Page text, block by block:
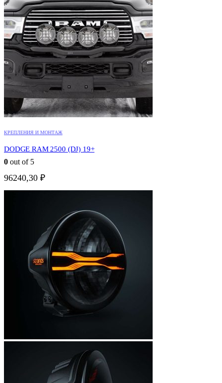
КРЕПЛЕНИЯ И МОНТАЖ
DODGE RAM 2500 (DJ) 19+
0 out of 5
96240,30 ₽